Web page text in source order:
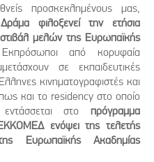
προσκεκλημένους μας,
φιλοξενεί την ετήσια
μελών της Ευρωπαϊκής
από κορυφαία
σε εκπαιδευτικές
κινηματογραφιστές και
και το residency στο οποίο
στο πρόγραμμα
ενόψει της τελετής
Ευρωπαϊκής Ακαδημίας